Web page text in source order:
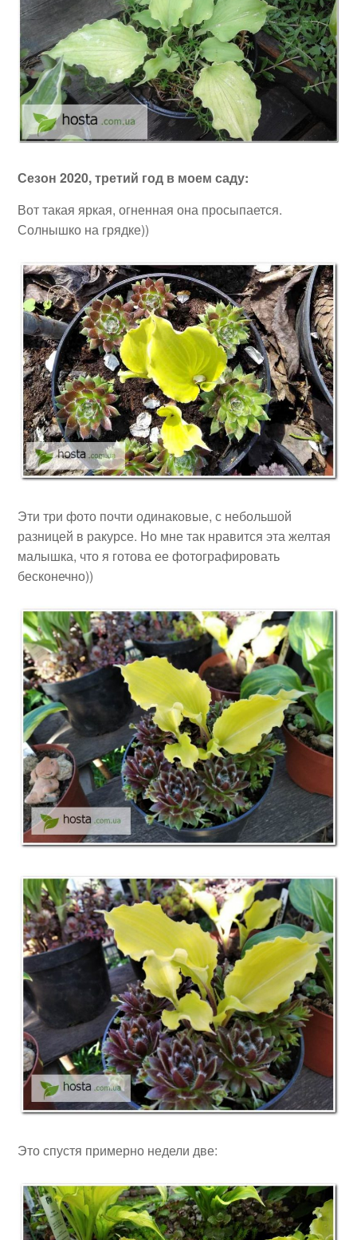
Сезон 2020, третий год в моем саду:
Вот такая яркая, огненная она просыпается.
Солнышко на грядке))
Эти три фото почти одинаковые, с небольшой
разницей в ракурсе. Но мне так нравится эта желтая
малышка, что я готова ее фотографировать
бесконечно))
Это спустя примерно недели две: